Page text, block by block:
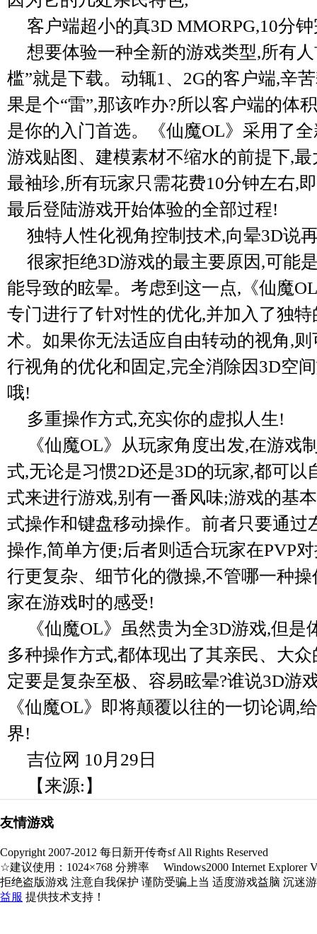
客户端超小的真3D MMORPG,10分
想要体验一种全新的游戏类型,所有
槛”就是下载。动辄1、2G的客户端,辛
果是个“雷”,那该咋办?所以客户端的体
是你的入门首选。《仙魔OL》采用了
游戏贴图、建模素材不缩水的前提下,
最袖珍,所有玩家只需花费10分钟左右,
最后登陆游戏开始体验的全部过程!
独特人性化视角控制技术,向晕3D说
很家拒绝3D游戏的最主要原因,可能
能导致的眩晕。考虑到这一点,《仙魔
专门进行了针对性的优化,并加入了独
术。如果你无法适应自由转动的视角,
行视角的优化和固定,完全消除因3D空
哦!
多重操作方式,充实你的虚拟人生!
《仙魔OL》从玩家角度出发,在游戏
式,无论是习惯2D还是3D的玩家,都可以
式来进行游戏,别有一番风味;游戏的基
式操作和键盘移动操作。前者只要通过
操作,简单方便;后者则适合玩家在PVP
行更复杂、细节化的微操,不管哪一种
家在游戏时的感受!
《仙魔OL》虽然贵为全3D游戏,但
多种操作方式,都体现出了其亲民、大
定要是复杂至极、容易眩晕?谁说3D游
《仙魔OL》即将颠覆以往的一切论调,
界!
吉位网 10月29日
【来源:】
友情游戏
Copyright 2007-2012 每日新开传奇sf All Rights Reserved
☆建议使用：1024×768 分辨率 Windows2000 Internet Explorer
拒绝盗版游戏 注意自我保护 谨防受骗上当 适度游戏益脑 沉迷
益服 提供技术支持！